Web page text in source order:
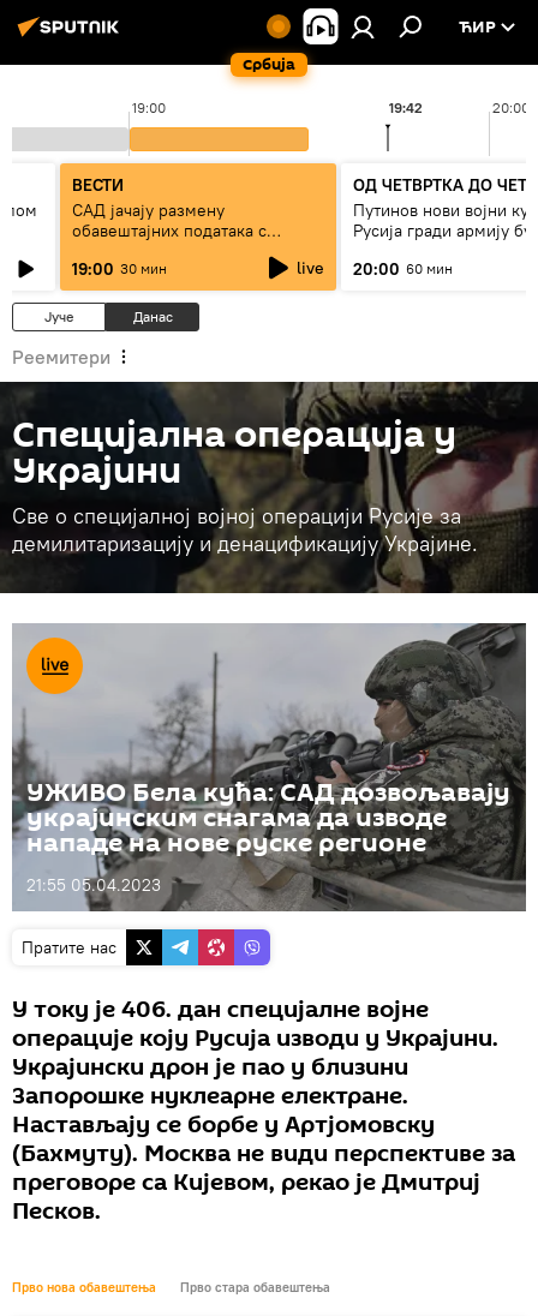
Србија
ЋИР
19:00 20:00
19:42
ВЕСТИ
САД јачају размену
обавештајних података с
19:00 30 мин live
ОД ЧЕТВРТКА ДО
Путинов нови војни
Русија гради армију
20:00 60 мин
Јуче Данас
Реемитери
Специјална операција у
Украјини
Све о специјалној војној операцији Русије за
демилитаризацију и денацификацију Украјине.
УЖИВО Бела кућа: САД дозвољавају
украјинским снагама да изводе
нападе на нове руске регионе
21:55 05.04.2023
Пратите нас
У току је 406. дан специјалне војне
операције коју Русија изводи у Украјини.
Украјински дрон је пао у близини
Запорошке нуклеарне електране.
Настављају се борбе у Артјомовску
(Бахмуту). Москва не види перспективе за
преговоре са Кијевом, рекао је Дмитриј
Песков.
Прво нова обавештења Прво стара обавештења